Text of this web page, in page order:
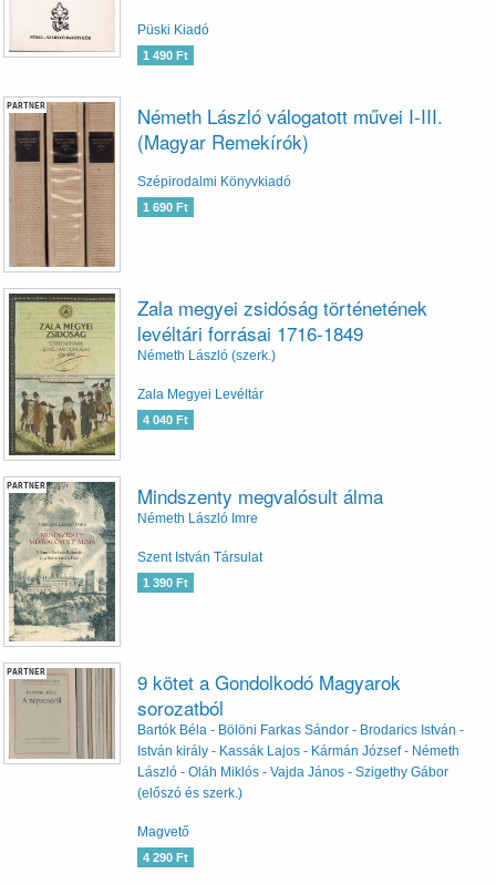
Püski Kiadó
1 490 Ft
PARTNER
Németh László válogatott művei I-III.
(Magyar Remekírók)
Szépirodalmi Könyvkiadó
1 690 Ft
Zala megyei zsidóság történetének
levéltári forrásai 1716-1849
Németh László (szerk.)
Zala Megyei Levéltár
4 040 Ft
PARTNER Mindszenty megvalósult álma
Németh László Imre
Szent István Társulat
1 390 Ft
PARTNER
9 kötet a Gondolkodó Magyarok
sorozatból
Bartók Béla - Bölöni Farkas Sándor - Brodarics István -
István király - Kassák Lajos - Kármán József - Németh
László - Oláh Miklós - Vajda János - Szigethy Gábor
(előszó és szerk.)
Magvető
4 290 Ft